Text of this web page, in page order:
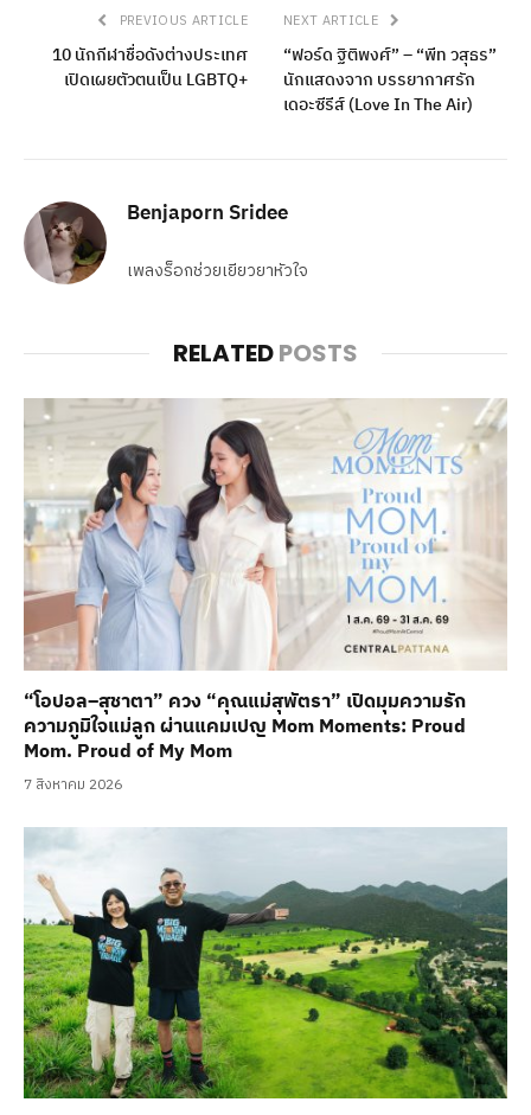
PREVIOUS ARTICLE
10 นักกีฬาชื่อดังต่างประเทศ
เปิดเผยตัวตนเป็น LGBTQ+
NEXT ARTICLE
“ฟอร์ด ฐิติพงศ์” – “พีท วสุธร”
นักแสดงจาก บรรยากาศรัก
เดอะซีรีส์ (Love In The Air)
Benjaporn Sridee
เพลงร็อกช่วยเยียวยาหัวใจ
RELATEDPOSTS
“โอปอล–สุชาตา” ควง “คุณแม่สุพัตรา” เปิดมุมความรัก
ความภูมิใจแม่ลูก ผ่านแคมเปญ Mom Moments: Proud
Mom. Proud of My Mom
7 สิงหาคม 2026